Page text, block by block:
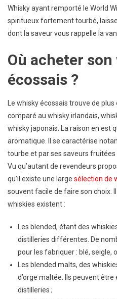
Whisky ayant remporté le World
spiritueux fortement tourbé,
dont la saveur vous rappelle la
Où acheter
écossais ?
Le whisky écossais trouve de plus
comparé au whisky irlandais,
whisky japonais. La raison en est
aromatique. Il se caractérise
tourbe et par ses saveurs
Vu qu’autant de revendeurs
qu’il existe une large sélection de
souvent facile de faire son choix.
whiskies existent :
Les blended, étant des
distilleries différentes. De
pour les fabriquer : blé, seigle,
Les blended malts, des
d’orge maltée. Ils peuvent
distilleries ;